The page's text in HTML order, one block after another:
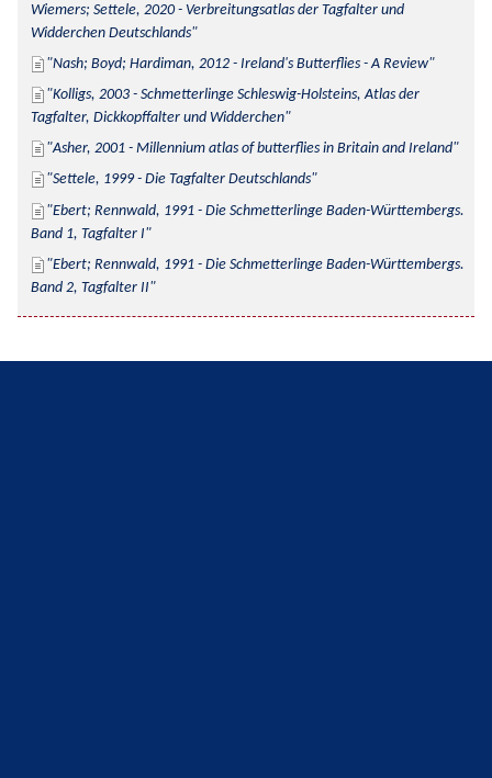
Wiemers; Settele, 2020 - Verbreitungsatlas der Tagfalter und
Widderchen Deutschlands
Nash; Boyd; Hardiman, 2012 - Ireland's Butterflies - A Review
Kolligs, 2003 - Schmetterlinge Schleswig-Holsteins, Atlas der
Tagfalter, Dickkopffalter und Widderchen
Asher, 2001 - Millennium atlas of butterflies in Britain and Ireland
Settele, 1999 - Die Tagfalter Deutschlands
Ebert; Rennwald, 1991 - Die Schmetterlinge Baden-Württembergs.
Band 1, Tagfalter I
Ebert; Rennwald, 1991 - Die Schmetterlinge Baden-Württembergs.
Band 2, Tagfalter II